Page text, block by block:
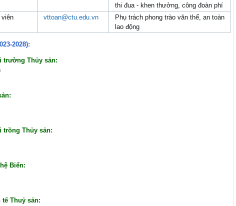
thi đua - khen thưởng, công đoàn phí
viên vttoan@ctu.edu.vn
Phụ trách phong trào văn thể, an toàn
lao động
2028):
trường Thủy sản:
trồng Thủy sản:
Biển:
Thuỷ sản: